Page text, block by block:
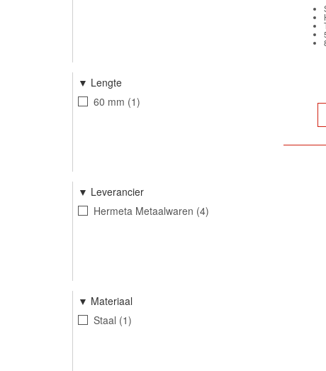
Lengte
60 mm 1
Leverancier
Hermeta Metaalwaren 4
Materiaal
Staal 1